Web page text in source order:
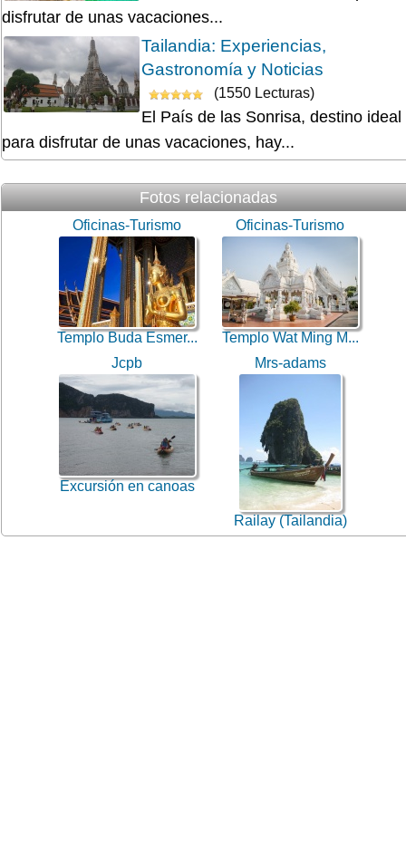
disfrutar de unas vacaciones...
Tailandia: Experiencias,
Gastronomía y Noticias
(1550 Lecturas)
El País de las Sonrisa, destino ideal
para disfrutar de unas vacaciones, hay...
Fotos relacionadas
Oficinas-Turismo
Templo Buda Esmer...
Oficinas-Turismo
Templo Wat Ming M...
Jcpb
Excursión en canoas
Mrs-adams
Railay (Tailandia)